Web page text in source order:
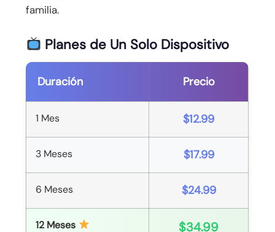
familia.
Planes de Un Solo Dispositivo
Duración Precio
1 Mes $12.99
3 Meses $17.99
6 Meses $24.99
12 Meses $34.99